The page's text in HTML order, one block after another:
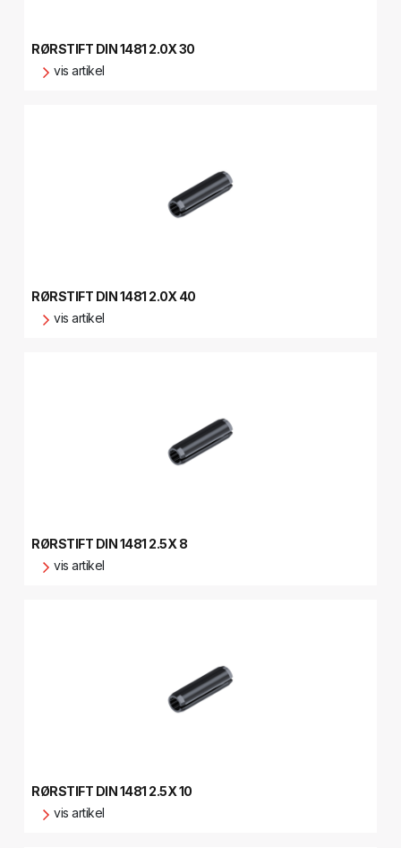
RØRSTIFT DIN 1481 2.0X 30
vis artikel
RØRSTIFT DIN 1481 2.0X 40
vis artikel
RØRSTIFT DIN 1481 2.5X 8
vis artikel
RØRSTIFT DIN 1481 2.5X 10
vis artikel